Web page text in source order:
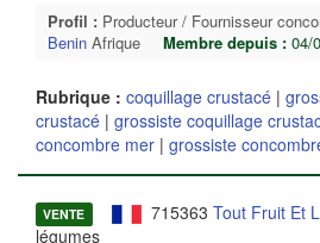
Profil : Producteur / Fournisseur
Benin Afrique Membre depuis : 04/
Rubrique : coquillage crustacé |
crustacé | grossiste coquillage
concombre mer | grossiste
VENTE 715363 Tout Fruit Et
légumes